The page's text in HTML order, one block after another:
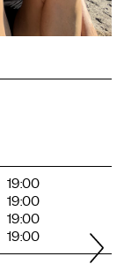
19:00
19:00
19:00
19:00
auf
damit
uns,
Unten